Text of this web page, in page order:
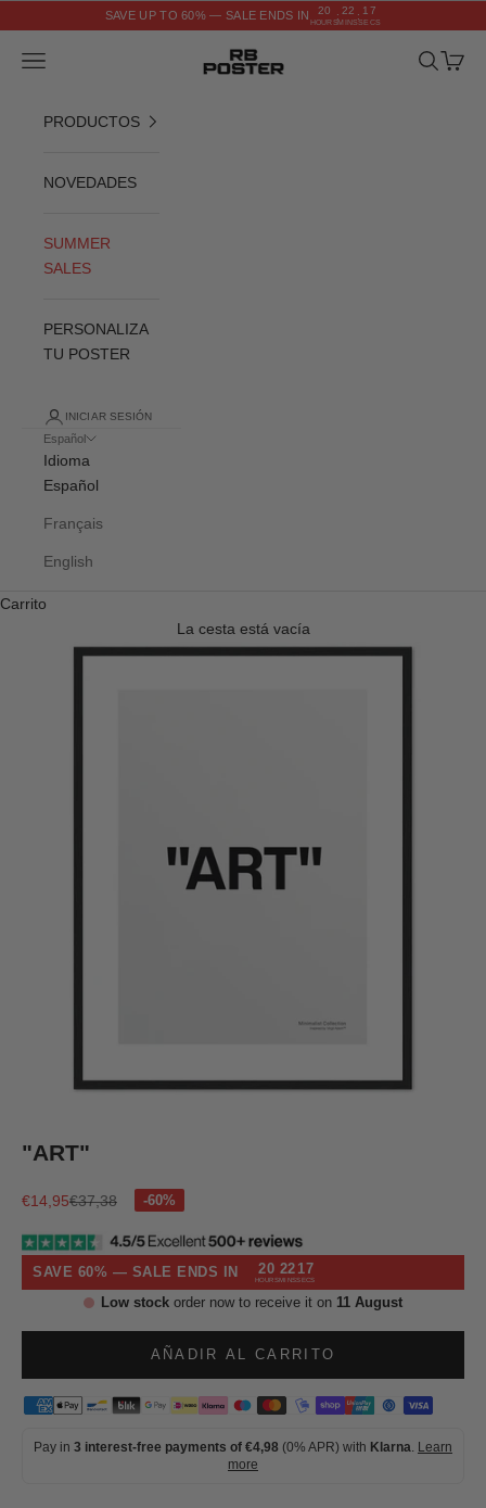
SAVE UP TO 60% — SALE ENDS IN 20
HOURS
: 22
MINS
: 17
SECS
RB POSTER
Menú Buscar
Cesta
PRODUCTOS
NOVEDADES
SUMMER
SALES
PERSONALIZA
TU POSTER
INICIAR SESIÓN
Español
Idioma
Español
Français
English
Carrito
La cesta está vacía
"ART"
Precio de oferta
€14,95Precio normal
€37,38
SAVE 60% — SALE ENDS IN 20
HOURS
22
MINS
17
SECS
Low stock order now to receive it on 11 August
AÑADIR AL CARRITO
Pay in 3 interest-free payments of €4,98 (0% APR) with Klarna. Learn
more